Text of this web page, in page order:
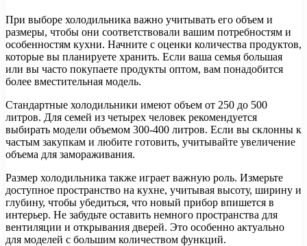
При выборе холодильника важно учитывать его объем и
размеры, чтобы они соответствовали вашим потребностям и
особенностям кухни. Начните с оценки количества продуктов,
которые вы планируете хранить. Если ваша семья большая
или вы часто покупаете продукты оптом, вам понадобится
более вместительная модель.
Стандартные холодильники имеют объем от 250 до 500
литров. Для семей из четырех человек рекомендуется
выбирать модели объемом 300-400 литров. Если вы склонны к
частым закупкам и любите готовить, учитывайте увеличение
объема для замораживания.
Размер холодильника также играет важную роль. Измерьте
доступное пространство на кухне, учитывая высоту, ширину и
глубину, чтобы убедиться, что новый прибор впишется в
интерьер. Не забудьте оставить немного пространства для
вентиляции и открывания дверей. Это особенно актуально
для моделей с большим количеством функций.